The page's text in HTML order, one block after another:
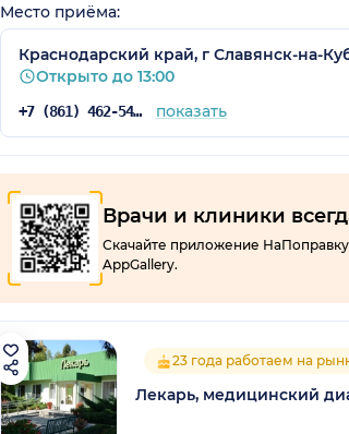
Место приёма:
Краснодарский край, г Славянск-на-
Открыто до 13:00
+7 (861) 462-54-23 показать
Врачи и клиники
Скачайте приложение
AppGallery.
23 года работаем на
Лекарь, медицинский